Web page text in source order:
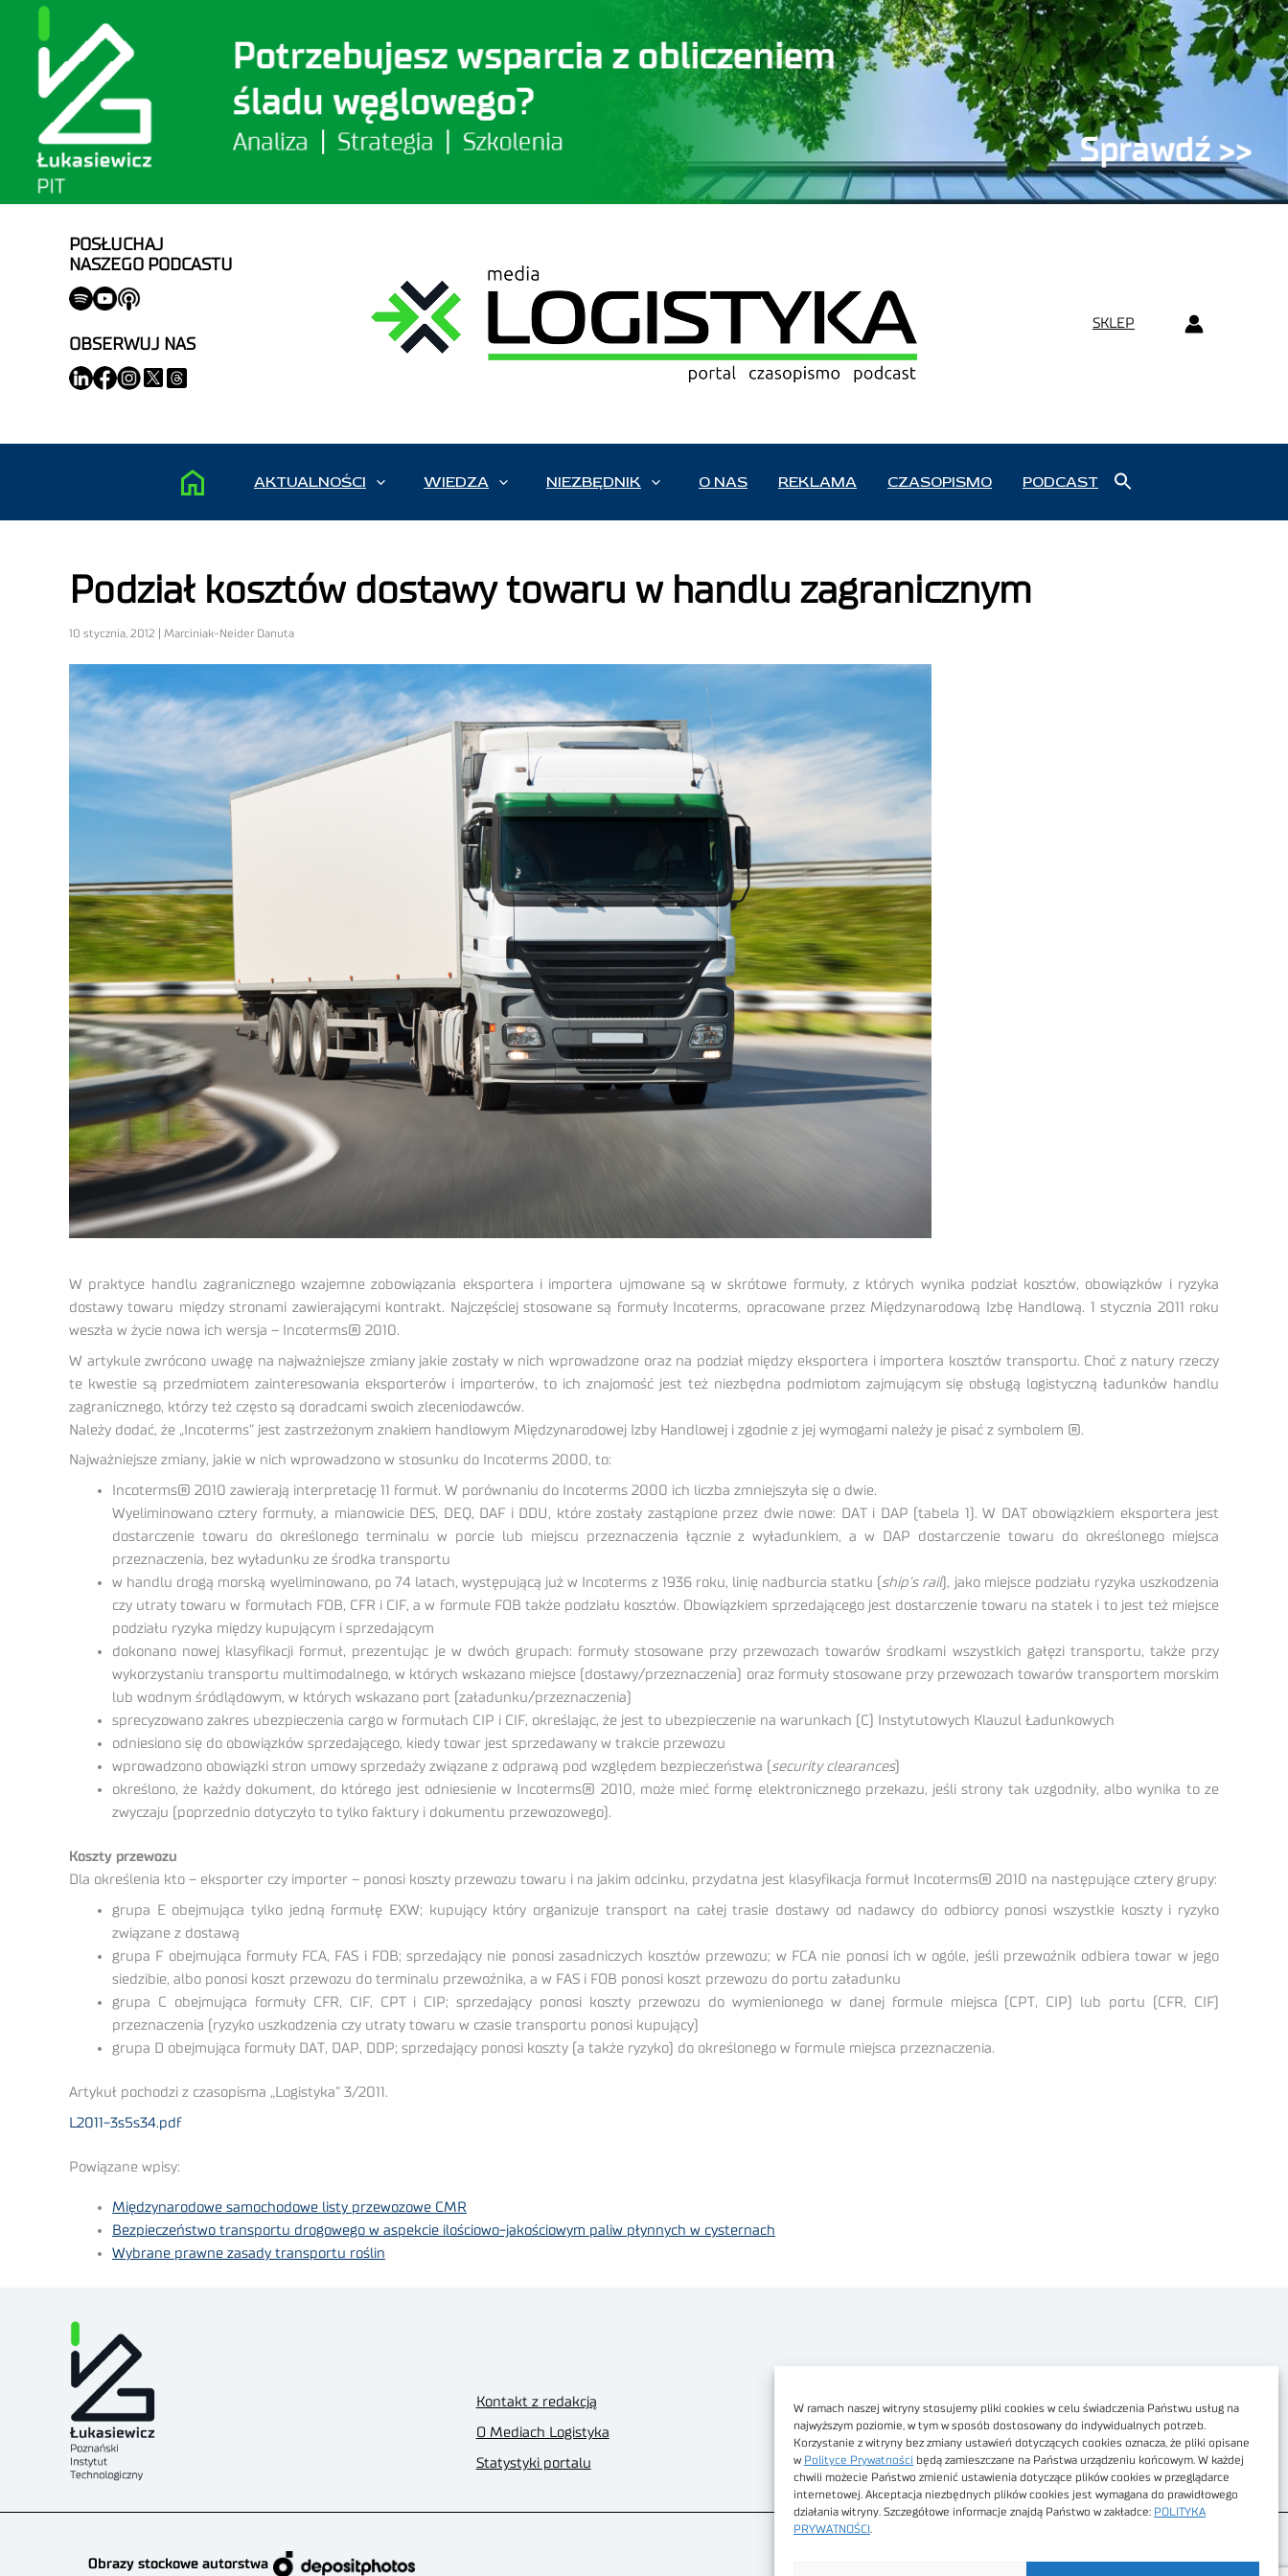
W ramach naszej witryny stosujemy pliki cookies w celu świadczenia Państwu usług na
najwyższym poziomie, w tym w sposób dostosowany do indywidualnych potrzeb.
Korzystanie z witryny bez zmiany ustawień dotyczących cookies oznacza, że pliki opisane
w Polityce Prywatności będą zamieszczane na Państwa urządzeniu końcowym. W każdej
chwili możecie Państwo zmienić ustawienia dotyczące plików cookies w przeglądarce
internetowej. Akceptacja niezbędnych plików cookies jest wymagana do prawidłowego
działania witryny. Szczegółowe informacje znajdą Państwo w zakładce: POLITYKA
PRYWATNOŚCI
POSŁUCHAJ
NASZEGO PODCASTU
OBSERWUJ NAS
SKLEP
AKTUALNOŚCI WIEDZA NIEZBĘDNIK O NAS REKLAMA CZASOPISMO PODCAST
Podział kosztów dostawy towaru w handlu zagranicznym
10 stycznia, 2012 | Marciniak-Neider Danuta
W praktyce handlu zagranicznego wzajemne zobowiązania eksportera i importera ujmowane są w skrótowe formuły, z których wynika podział kosztów, obowiązków i ryzyka
dostawy towaru między stronami zawierającymi kontrakt. Najczęściej stosowane są formuły Incoterms, opracowane przez Międzynarodową Izbę Handlową. 1 stycznia 2011 roku
weszła w życie nowa ich wersja – Incoterms® 2010.
W artykule zwrócono uwagę na najważniejsze zmiany jakie zostały w nich wprowadzone oraz na podział między eksportera i importera kosztów transportu. Choć z natury rzeczy
te kwestie są przedmiotem zainteresowania eksporterów i importerów, to ich znajomość jest też niezbędna podmiotom zajmującym się obsługą logistyczną ładunków handlu
zagranicznego, którzy też często są doradcami swoich zleceniodawców.
Należy dodać, że „Incoterms” jest zastrzeżonym znakiem handlowym Międzynarodowej Izby Handlowej i zgodnie z jej wymogami należy je pisać z symbolem ®.
Najważniejsze zmiany, jakie w nich wprowadzono w stosunku do Incoterms 2000, to:
Incoterms® 2010 zawierają interpretację 11 formuł. W porównaniu do Incoterms 2000 ich liczba zmniejszyła się o dwie.
Wyeliminowano cztery formuły, a mianowicie DES, DEQ, DAF i DDU, które zostały zastąpione przez dwie nowe: DAT i DAP (tabela 1). W DAT obowiązkiem eksportera jest
dostarczenie towaru do określonego terminalu w porcie lub miejscu przeznaczenia łącznie z wyładunkiem, a w DAP dostarczenie towaru do określonego miejsca
przeznaczenia, bez wyładunku ze środka transportu
w handlu drogą morską wyeliminowano, po 74 latach, występującą już w Incoterms z 1936 roku, linię nadburcia statku (
ship’s rail), jako miejsce podziału ryzyka uszkodzenia
czy utraty towaru w formułach FOB, CFR i CIF, a w formule FOB także podziału kosztów. Obowiązkiem sprzedającego jest dostarczenie towaru na statek i to jest też miejsce
podziału ryzyka między kupującym i sprzedającym
dokonano nowej klasyfikacji formuł, prezentując je w dwóch grupach: formuły stosowane przy przewozach towarów środkami wszystkich gałęzi transportu, także przy
wykorzystaniu transportu multimodalnego, w których wskazano miejsce (dostawy/przeznaczenia) oraz formuły stosowane przy przewozach towarów transportem morskim
lub wodnym śródlądowym, w których wskazano port (załadunku/przeznaczenia)
sprecyzowano zakres ubezpieczenia cargo w formułach CIP i CIF, określając, że jest to ubezpieczenie na warunkach (C) Instytutowych Klauzul Ładunkowych
odniesiono się do obowiązków sprzedającego, kiedy towar jest sprzedawany w trakcie przewozu
wprowadzono obowiązki stron umowy sprzedaży związane z odprawą pod względem bezpieczeństwa (
security clearances)
określono, że każdy dokument, do którego jest odniesienie w Incoterms® 2010, może mieć formę elektronicznego przekazu, jeśli strony tak uzgodniły, albo wynika to ze
zwyczaju (poprzednio dotyczyło to tylko faktury i dokumentu przewozowego).
Koszty przewozu
Dla określenia kto – eksporter czy importer – ponosi koszty przewozu towaru i na jakim odcinku, przydatna jest klasyfikacja formuł Incoterms® 2010 na następujące cztery grupy:
grupa E obejmująca tylko jedną formułę EXW; kupujący który organizuje transport na całej trasie dostawy od nadawcy do odbiorcy ponosi wszystkie koszty i ryzyko
związane z dostawą
grupa F obejmująca formuły FCA, FAS i FOB; sprzedający nie ponosi zasadniczych kosztów przewozu; w FCA nie ponosi ich w ogóle, jeśli przewoźnik odbiera towar w jego
siedzibie, albo ponosi koszt przewozu do terminalu przewoźnika, a w FAS i FOB ponosi koszt przewozu do portu załadunku
grupa C obejmująca formuły CFR, CIF, CPT i CIP; sprzedający ponosi koszty przewozu do wymienionego w danej formule miejsca (CPT, CIP) lub portu (CFR, CIF)
przeznaczenia (ryzyko uszkodzenia czy utraty towaru w czasie transportu ponosi kupujący)
grupa D obejmująca formuły DAT, DAP, DDP; sprzedający ponosi koszty (a także ryzyko) do określonego w formule miejsca przeznaczenia.
Artykuł pochodzi z czasopisma „Logistyka” 3/2011.
L2011-3s5s34.pdf
Powiązane wpisy:
Międzynarodowe samochodowe listy przewozowe CMR
Bezpieczeństwo transportu drogowego w aspekcie ilościowo-jakościowym paliw płynnych w cysternach
Wybrane prawne zasady transportu roślin
Kontakt z redakcją
O Mediach Logistyka
Statystyki portalu
Dostępność cyfrowa
Regulamin Portalu
Regulamin sklepu
Obrazy stockowe autorstwa